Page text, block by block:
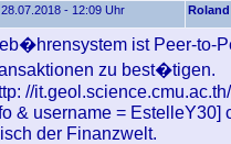
28.07.2018 - 12:09 Uhr Roland
ist Peer-to-
zu best�tigen.
//
& username = EstelleY30]
der Finanzwelt.